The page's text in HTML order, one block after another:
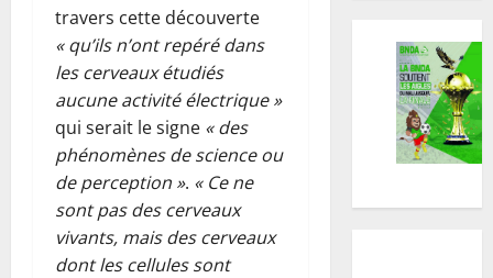
travers cette découverte
« qu’ils n’ont repéré dans
les cerveaux étudiés
aucune activité électrique »
qui serait le signe « des
phénomènes de science ou
de perception ». « Ce ne
sont pas des cerveaux
vivants, mais des cerveaux
dont les cellules sont